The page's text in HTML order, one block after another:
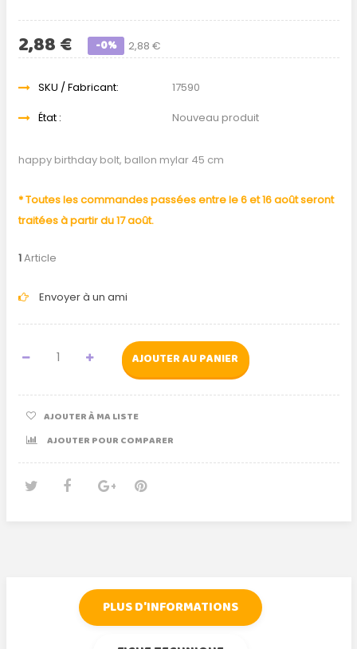
2,88 €
2,88 € -0%
SKU / Fabricant:
17590
État :
Nouveau produit
happy birthday bolt, ballon mylar 45 cm
* Toutes les commandes passées entre le 6 et 16 août seront
traitées à partir du 17 août.
1Article
Envoyer à un ami
AJOUTER AU PANIER
AJOUTER À MA LISTE
AJOUTER POUR COMPARER
PLUS D'INFORMATIONS